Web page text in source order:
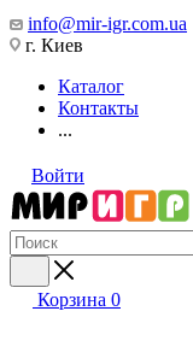
info@mir-igr.com.ua
г. Киев
Каталог
Контакты
...
Войти
Корзина 0